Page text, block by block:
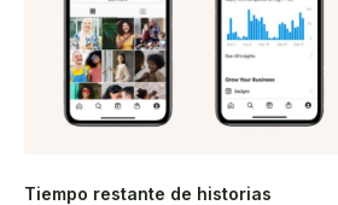
Tiempo restante de historias